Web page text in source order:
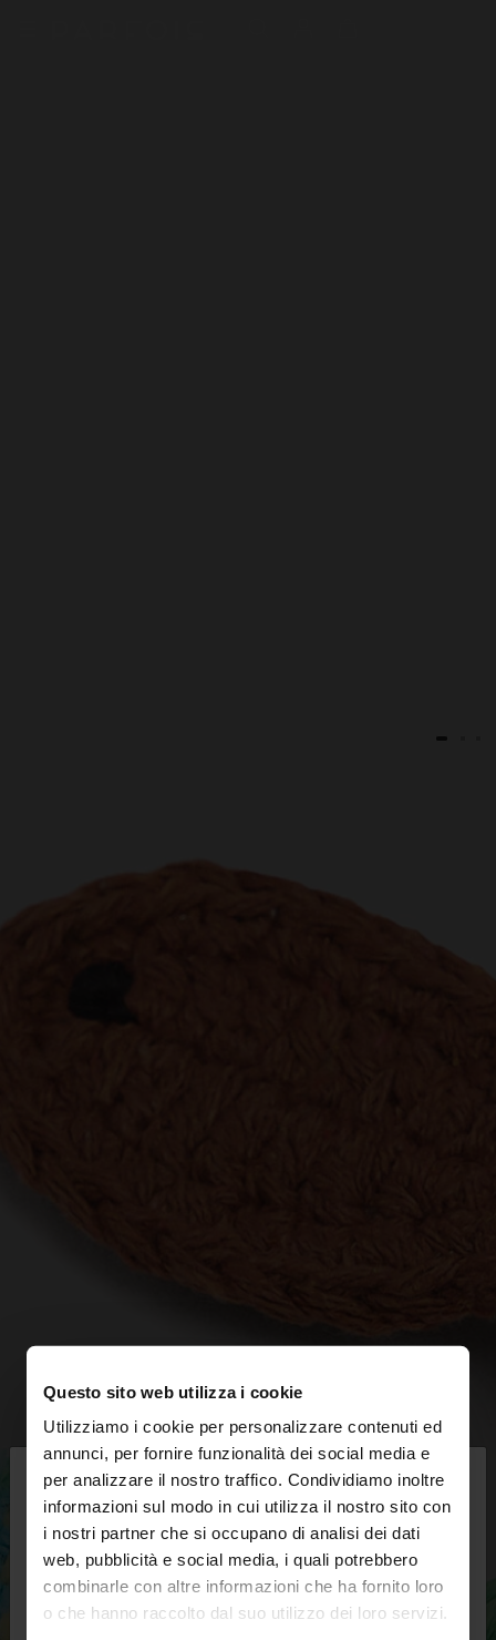
Questo sito web utilizza i cookie
Utilizziamo i cookie per personalizzare contenuti ed
annunci, per fornire funzionalità dei social media e
per analizzare il nostro traffico. Condividiamo inoltre
informazioni sul modo in cui utilizza il nostro sito con
i nostri partner che si occupano di analisi dei dati
web, pubblicità e social media, i quali potrebbero
combinarle con altre informazioni che ha fornito loro
o che hanno raccolto dal suo utilizzo dei loro servizi.
ciao ×
Stai accedendo al sito da Svizzera. Vuoi navigare
sul nostro sito United States?